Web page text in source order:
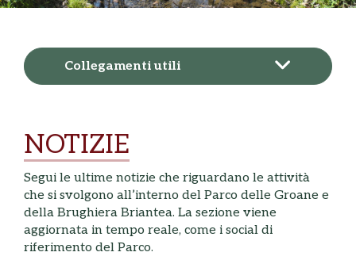
Collegamenti utili
NOTIZIE
Segui le ultime notizie che riguardano le attività
che si svolgono all’interno del Parco delle Groane e
della Brughiera Briantea. La sezione viene
aggiornata in tempo reale, come i social di
riferimento del Parco.